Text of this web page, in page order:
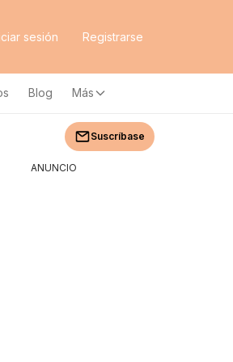
sesión Registrarse
Blog Más
Suscríbase
ANUNCIO